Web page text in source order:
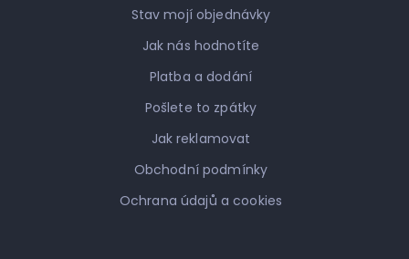
Stav mojí objednávky
Jak nás hodnotíte
Platba a dodání
Pošlete to zpátky
Jak reklamovat
Obchodní podmínky
Ochrana údajů a cookies